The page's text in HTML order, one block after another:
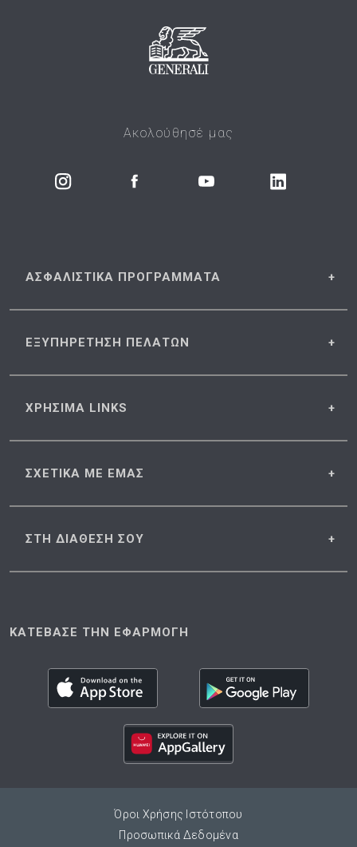
Ακολούθησέ μας
ΑΣΦΑΛΙΣΤΙΚΑ ΠΡΟΓΡΑΜΜΑΤΑ
ΕΞΥΠΗΡΕΤΗΣΗ ΠΕΛΑΤΩΝ
ΧΡΗΣΙΜΑ LINKS
ΣΧΕΤΙΚΑ ΜΕ ΕΜΑΣ
ΣΤΗ ΔΙΑΘΕΣΗ ΣΟΥ
ΚΑΤΕΒΑΣΕ ΤΗΝ ΕΦΑΡΜΟΓΗ
Όροι Χρήσης Ιστότοπου
Προσωπικά Δεδομένα